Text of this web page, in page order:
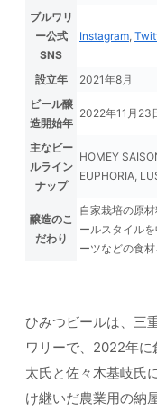
ブルワリ
ー公式
SNS
Instagram
設立年
2021年8月
ビール醸
造開始年
2022年11月23
主なビー
ルライン
ナップ
HOMEY
EUPHORIA,
醸造のこ
だわり
自家栽培の原
ールスタイル
ーツなどの食材
ひみつビールは、三
ワリーで、2022年
太氏と佐々木基岐氏
け継いだ農業用の納